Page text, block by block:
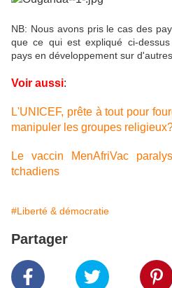
NB: Nous avons pris le cas des
que ce qui est expliqué ci-
pays en développement sur d'autres
Voir aussi:
L'UNICEF, prête à tout pour
manipuler les groupes
Le vaccin MenAfriVac
tchadiens
#Liberté & démocratie
Partager